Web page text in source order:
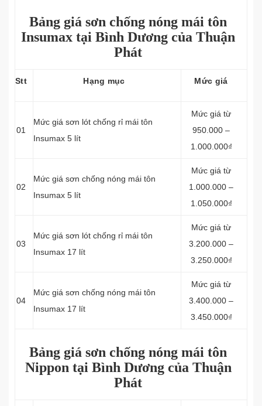
Bảng giá sơn chống nóng mái tôn
Insumax tại Bình Dương của Thuận
Phát
Stt Hạng mục Mức giá
01
Mức giá sơn lót chống rỉ mái tôn
Insumax 5 lít
Mức giá từ
950.000 –
1.000.000₫
02
Mức giá sơn chống nóng mái tôn
Insumax 5 lít
Mức giá từ
1.000.000 –
1.050.000₫
03
Mức giá sơn lót chống rỉ mái tôn
Insumax 17 lít
Mức giá từ
3.200.000 –
3.250.000₫
04
Mức giá sơn chống nóng mái tôn
Insumax 17 lít
Mức giá từ
3.400.000 –
3.450.000₫
Bảng giá sơn chống nóng mái tôn
Nippon tại Bình Dương của Thuận
Phát